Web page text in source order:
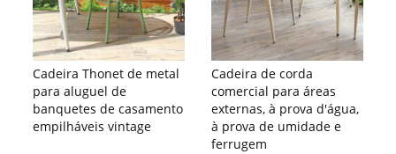
Cadeira Thonet de metal
para aluguel de
banquetes de casamento
empilháveis ​​vintage
Cadeira de corda
comercial para áreas
externas, à prova d'água,
à prova de umidade e
ferrugem